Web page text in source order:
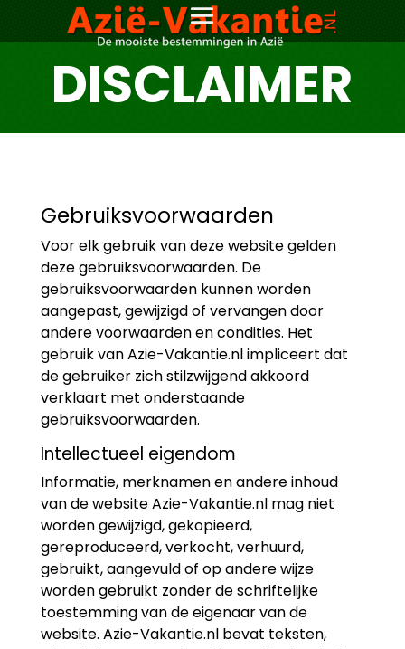
DISCLAIMER
Gebruiksvoorwaarden
Voor elk gebruik van deze website gelden
deze gebruiksvoorwaarden. De
gebruiksvoorwaarden kunnen worden
aangepast, gewijzigd of vervangen door
andere voorwaarden en condities. Het
gebruik van Azie-Vakantie.nl impliceert dat
de gebruiker zich stilzwijgend akkoord
verklaart met onderstaande
gebruiksvoorwaarden.
Intellectueel eigendom
Informatie, merknamen en andere inhoud
van de website Azie-Vakantie.nl mag niet
worden gewijzigd, gekopieerd,
gereproduceerd, verkocht, verhuurd,
gebruikt, aangevuld of op andere wijze
worden gebruikt zonder de schriftelijke
toestemming van de eigenaar van de
website. Azie-Vakantie.nl bevat teksten,